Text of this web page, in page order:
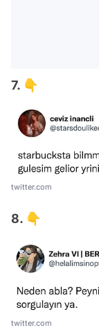
7. 👇
twitter.com
8. 👇
twitter.com